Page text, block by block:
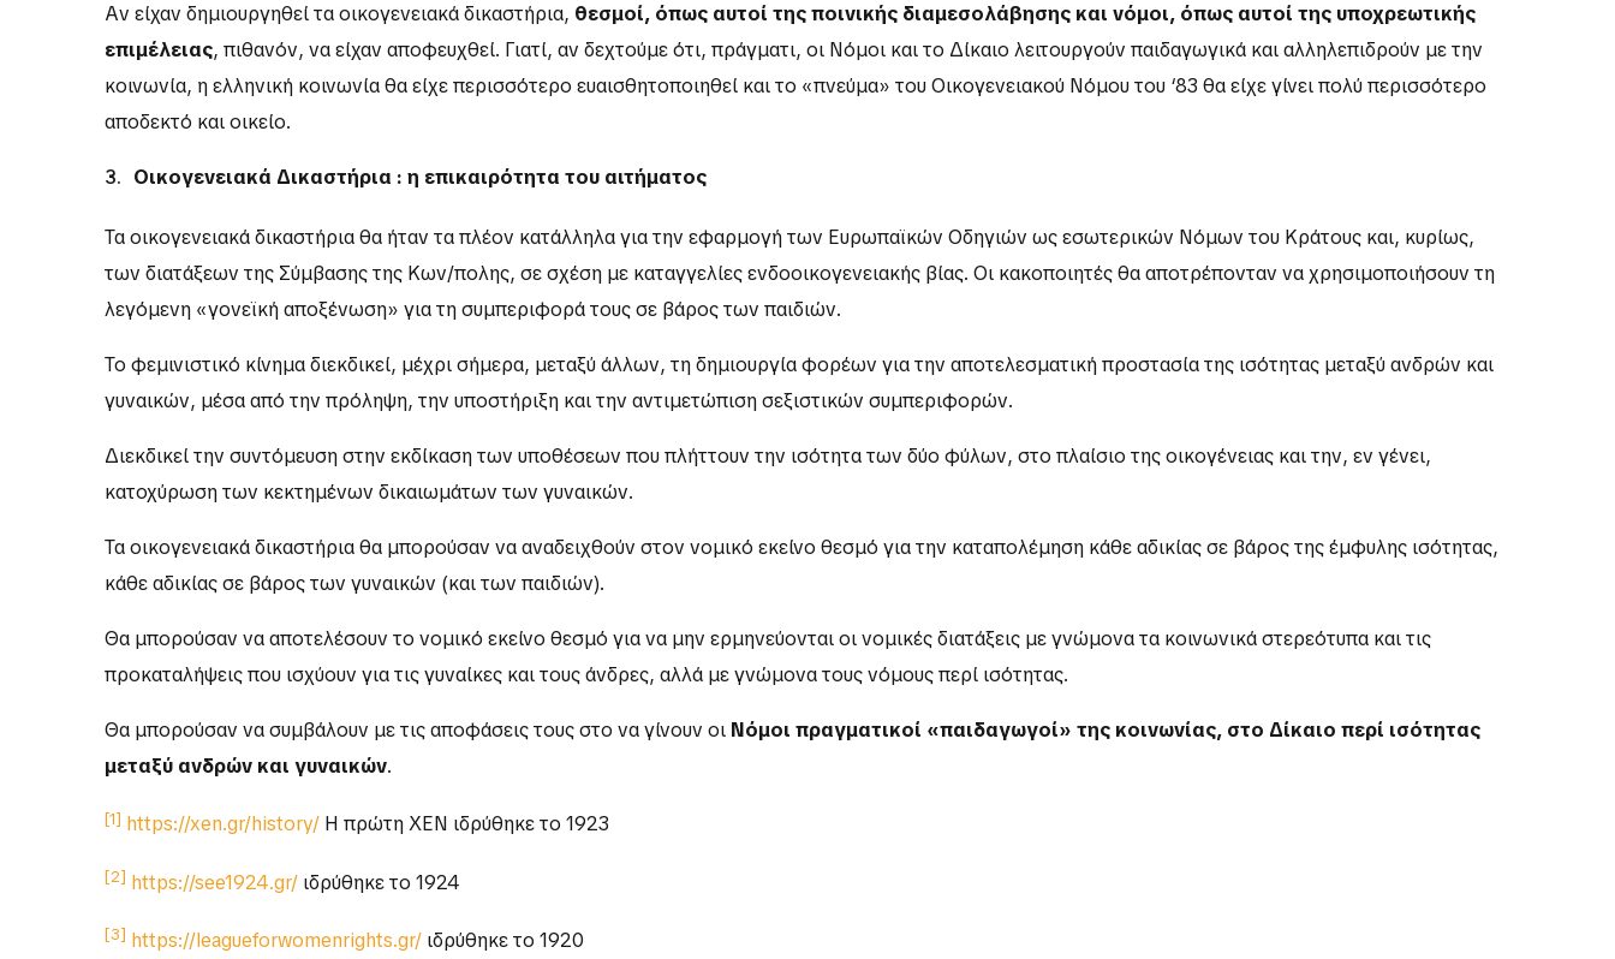
Αν είχαν δημιουργηθεί τα οικογενειακά δικαστήρια, θεσμοί, όπως αυτοί της ποινικής διαμεσολάβησης και νόμοι, όπως αυτοί της υποχρεωτικής
επιμέλειας, πιθανόν, να είχαν αποφευχθεί. Γιατί, αν δεχτούμε ότι, πράγματι, οι Νόμοι και το Δίκαιο λειτουργούν παιδαγωγικά και αλληλεπιδρούν με την
κοινωνία, η ελληνική κοινωνία θα είχε περισσότερο ευαισθητοποιηθεί και το «πνεύμα» του Οικογενειακού Νόμου του ‘83 θα είχε γίνει πολύ περισσότερο
αποδεκτό και οικείο.
Οικογενειακά Δικαστήρια : η επικαιρότητα του αιτήματος
Τα οικογενειακά δικαστήρια θα ήταν τα πλέον κατάλληλα για την εφαρμογή των Ευρωπαϊκών Οδηγιών ως εσωτερικών Νόμων του Κράτους και, κυρίως,
των διατάξεων της Σύμβασης της Κων/πολης, σε σχέση με καταγγελίες ενδοοικογενειακής βίας. Οι κακοποιητές θα αποτρέπονταν να χρησιμοποιήσουν τη
λεγόμενη «γονεϊκή αποξένωση» για τη συμπεριφορά τους σε βάρος των παιδιών.
Το φεμινιστικό κίνημα διεκδικεί, μέχρι σήμερα, μεταξύ άλλων, τη δημιουργία φορέων για την αποτελεσματική προστασία της ισότητας μεταξύ ανδρών και
γυναικών, μέσα από την πρόληψη, την υποστήριξη και την αντιμετώπιση σεξιστικών συμπεριφορών.
Διεκδικεί την συντόμευση στην εκδίκαση των υποθέσεων που πλήττουν την ισότητα των δύο φύλων, στο πλαίσιο της οικογένειας και την, εν γένει,
κατοχύρωση των κεκτημένων δικαιωμάτων των γυναικών.
Τα οικογενειακά δικαστήρια θα μπορούσαν να αναδειχθούν στον νομικό εκείνο θεσμό για την καταπολέμηση κάθε αδικίας σε βάρος της έμφυλης ισότητας,
κάθε αδικίας σε βάρος των γυναικών (και των παιδιών).
Θα μπορούσαν να αποτελέσουν το νομικό εκείνο θεσμό για να μην ερμηνεύονται οι νομικές διατάξεις με γνώμονα τα κοινωνικά στερεότυπα και τις
προκαταλήψεις που ισχύουν για τις γυναίκες και τους άνδρες, αλλά με γνώμονα τους νόμους περί ισότητας.
Θα μπορούσαν να συμβάλουν με τις αποφάσεις τους στο να γίνουν οι Νόμοι πραγματικοί «παιδαγωγοί» της κοινωνίας, στο Δίκαιο περί ισότητας
μεταξύ ανδρών και γυναικών.
[1] https://xen.gr/history/ Η πρώτη ΧΕΝ ιδρύθηκε το 1923
[2] https://see1924.gr/ ιδρύθηκε το 1924
[3] https://leagueforwomenrights.gr/ ιδρύθηκε το 1920